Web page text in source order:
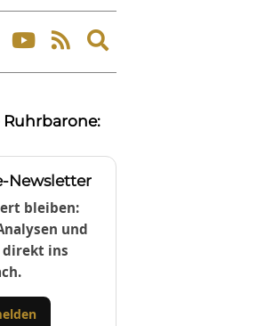
Expand
search
Newsletter
bleiben:
und
direkt ins